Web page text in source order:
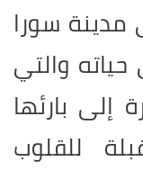
مدينة سورا
والتي
إلى بارئها
للقلوب